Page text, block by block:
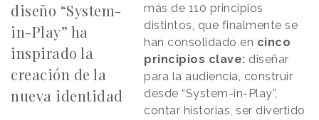
diseño “System-
in-Play” ha
inspirado la
creación de la
nueva identidad
más de 110 principios
distintos, que finalmente se
han consolidado en cinco
principios clave: diseñar
para la audiencia, construir
desde “System-in-Play”,
contar historias, ser divertido